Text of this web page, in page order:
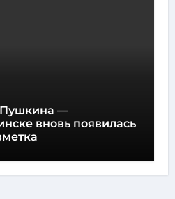
Пушкина —
вновь появилась